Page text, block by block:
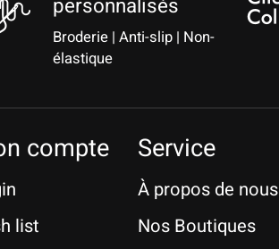
personnalisés
Broderie | Anti-slip | Non-
élastique
compte
list
Service
À propos de nous
Nos Boutiques